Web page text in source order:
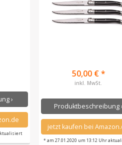
›
50,00 € *
inkl. MwSt.
Produktbeschreibung ›
jetzt kaufen bei
* am 27.01.2020 um 13:12 Uhr